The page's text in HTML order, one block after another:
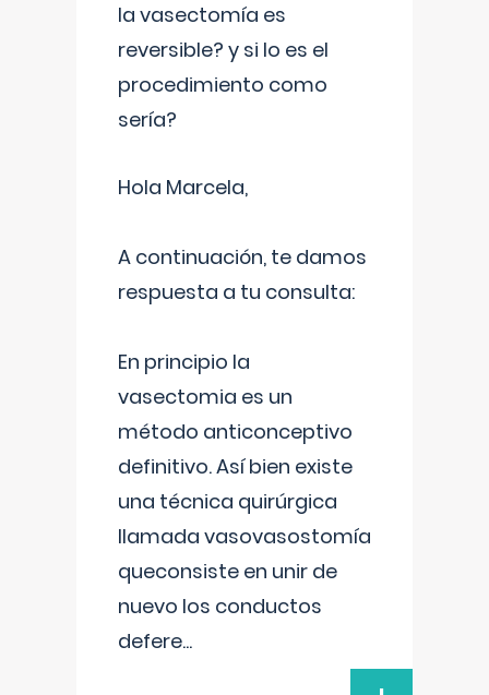
la vasectomía es
reversible? y si lo es el
procedimiento como
sería?
Hola Marcela,
A continuación, te damos
respuesta a tu consulta:
En principio la
vasectomia es un
método anticonceptivo
definitivo. Así bien existe
una técnica quirúrgica
llamada vasovasostomía
queconsiste en unir de
nuevo los conductos
defere...